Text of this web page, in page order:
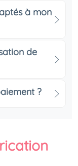
à mon
de
?